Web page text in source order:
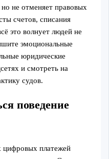
но не отменяет правовых
счетов, списания
это волнует людей не
эмоциональные
юридические
и смотреть на
судов.
поведение
платежей